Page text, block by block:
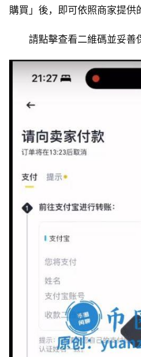
購買」後，即可依照商家提供
請點擊查看二維碼並妥善